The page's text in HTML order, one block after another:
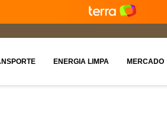
ENERGIA LIMPA MERCADO